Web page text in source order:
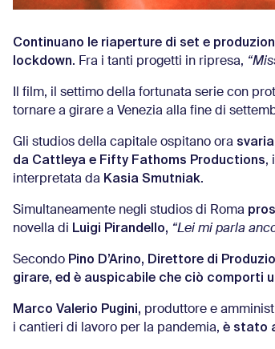
Continuano le riaperture di set e
lockdown. Fra i tanti progetti in ripresa,
Il film, il settimo della fortunata serie con
tornare a girare a Venezia alla fine di
Gli studios della capitale ospitano ora
da Cattleya e Fifty Fathoms Productions,
interpretata da Kasia Smutniak.
Simultaneamente negli studios di Roma
novella di Luigi Pirandello, “Lei mi parla
Secondo Pino D’Arino, Direttore di
girare, ed è auspicabile che ciò comporti
Marco Valerio Pugini, produttore e
i cantieri di lavoro per la pandemia, è stato